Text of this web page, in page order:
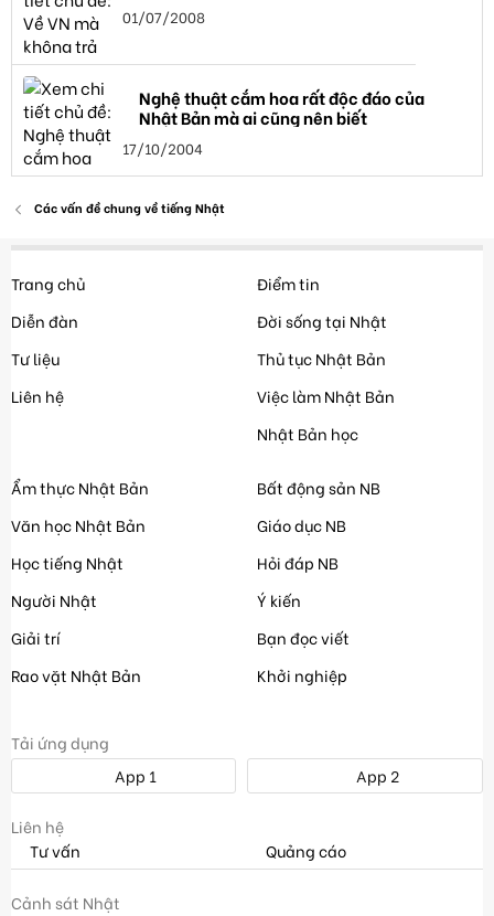
01/07/2008
Nghệ thuật cắm hoa rất độc đáo của
Nhật Bản mà ai cũng nên biết
17/10/2004
Các vấn đề chung về tiếng Nhật
Trang chủ
Diễn đàn
Tư liệu
Liên hệ
Điểm tin
Đời sống tại Nhật
Thủ tục Nhật Bản
Việc làm Nhật Bản
Nhật Bản học
Ẩm thực Nhật Bản
Văn học Nhật Bản
Học tiếng Nhật
Người Nhật
Giải trí
Rao vặt Nhật Bản
Bất động sản NB
Giáo dục NB
Hỏi đáp NB
Ý kiến
Bạn đọc viết
Khởi nghiệp
Tải ứng dụng
App 1
App 2
Liên hệ
Tư vấn
Quảng cáo
Cảnh sát Nhật